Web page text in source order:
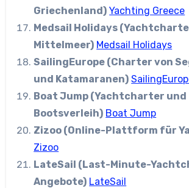
Griechenland) Yachting Greece
Medsail Holidays
Mittelmeer) Medsail Holidays
SailingEurope (Charter von
und Katamaranen)
Boat Jump (Yachtcharter und
Bootsverleih) Boat Jump
Zizoo (Online-Plattform für
Zizoo
LateSail (Last-Minute-
Angebote) LateSail